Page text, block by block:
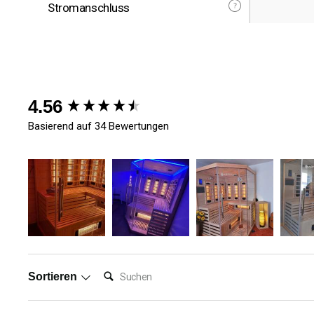
Stromanschluss
4.56
Basierend auf 34 Bewertungen
Sortieren